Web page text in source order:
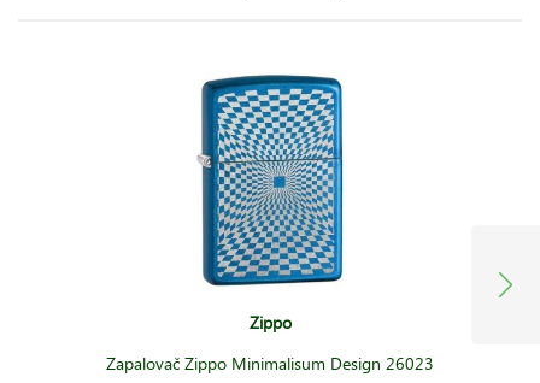
Zippo
Zapalovač Zippo Minimalisum Design 26023